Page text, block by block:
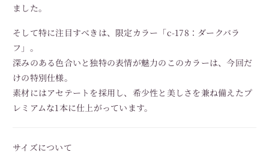
ました。
そして特に注目すべきは、限定カラー「c-178：ダークバラ
フ」。
深みのある色合いと独特の表情が魅力のこのカラーは、今回だ
けの特別仕様。
素材にはアセテートを採用し、希少性と美しさを兼ね備えたプ
レミアムな1本に仕上がっています。
サイズについて